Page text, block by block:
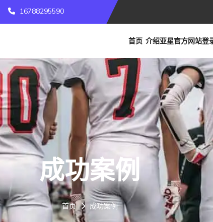
16788295590
首页 介绍亚星官方网站登
成功案例
首页 成功案例